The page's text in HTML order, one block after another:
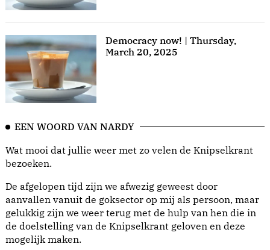
Democracy now! | Thursday,
March 20, 2025
EEN WOORD VAN NARDY
Wat mooi dat jullie weer met zo velen de Knipselkrant
bezoeken.
De afgelopen tijd zijn we afwezig geweest door
aanvallen vanuit de goksector op mij als persoon, maar
gelukkig zijn we weer terug met de hulp van hen die in
de doelstelling van de Knipselkrant geloven en deze
mogelijk maken.